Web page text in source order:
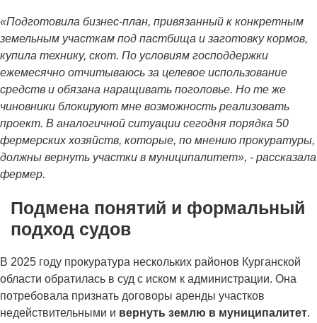
«Подготовила бизнес-план, привязанный к конкретным
земельным участкам под пастбища и заготовку кормов,
купила технику, скот. По условиям господдержки
ежемесячно отчитываюсь за целевое использование
средств и обязана наращивать поголовье. Но те же
чиновники блокируют мне возможность реализовать
проект. В аналогичной ситуации сегодня порядка 50
фермерских хозяйств, которые, по мнению прокуратуры,
должны вернуть участки в муниципалитет», - рассказала
фермер.
Подмена понятий и формальный
подход судов
В 2025 году прокуратура нескольких районов Курганской
области обратилась в суд с иском к администрации. Она
потребовала признать договоры аренды участков
недействительными и вернуть землю в муниципалитет.